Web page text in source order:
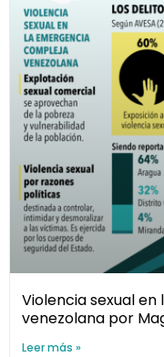
Violencia sexual
venezolana por
Leer más »